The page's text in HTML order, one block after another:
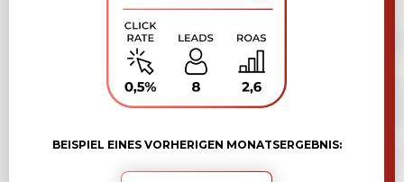
BEISPIEL EINES VORHERIGEN MONATSERGEBNIS: